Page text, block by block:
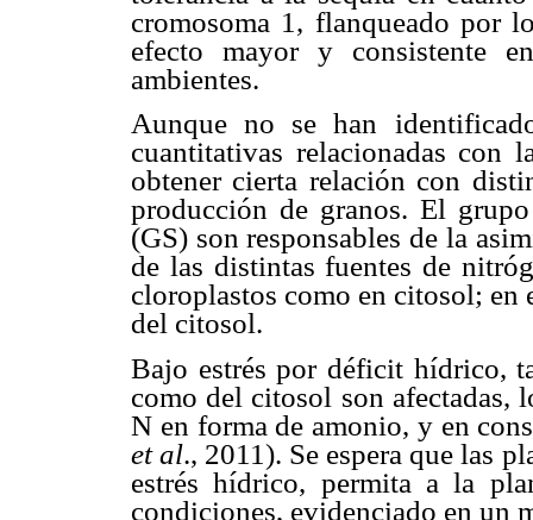
cromosoma 1, flanqueado por
efecto mayor y consistente
ambientes.
Aunque no se han
cuantitativas relacionadas con
obtener cierta relación con
producción de granos. El
(GS) son responsables de la
de las distintas fuentes de
cloroplastos como en citosol; en
del citosol.
Bajo estrés por déficit hídrico,
como del citosol son afectadas,
N en forma de amonio, y en
et al., 2011). Se espera que las
estrés hídrico, permita a la
condiciones, evidenciado en un